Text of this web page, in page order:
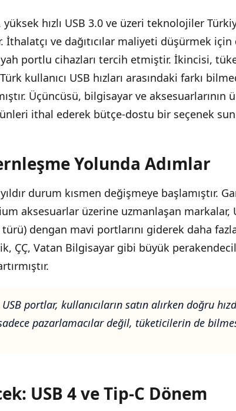
hızlı USB 3.0 ve üzeri teknolojiler
İthalatçı ve dağıtıcılar maliyeti düşürmek
portlu cihazları tercih etmiştir. İkincisi,
kullanıcı USB hızları arasındaki farkı
Üçüncüsü, bilgisayar ve
ithal ederek bütçe-dostu bir seçenek
Yolunda Adımlar
durum kısmen değişmeye başlamıştır.
aksesuarlar üzerine uzmanlaşan markalar,
dengan mavi portlarını giderek daha
ÇÇ, Vatan Bilgisayar gibi büyük
portlar, kullanıcıların satın alırken doğru
pazarlamacılar değil, tüketicilerin de
USB 4 ve Tip-C Dönem